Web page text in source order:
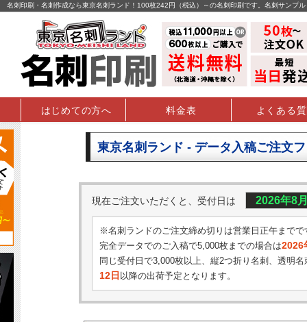
名刺印刷・名刺作成なら東京名刺ランド！100枚242円（税込）～の名刺印刷です。名刺サンプ
はじめての方へ 料金表 よくある
東京名刺ランド - データ入稿ご注文
現在ご注文いただくと、受付日は 2026年8
※名刺ランドのご注文締め切りは営業日正午までで
完全データでのご入稿で5,000枚までの場合は2026
同じ受付日で3,000枚以上、縦2つ折り名刺、透明名
12日 以降の出荷予定となります。